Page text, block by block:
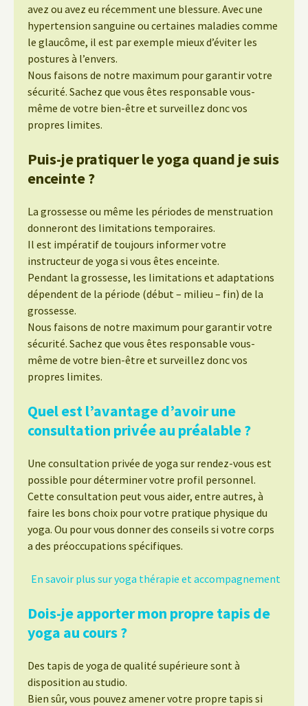
avez ou avez eu récemment une blessure. Avec une
hypertension sanguine ou certaines maladies comme
le glaucôme, il est par exemple mieux d’éviter les
postures à l’envers.
Nous faisons de notre maximum pour garantir votre
sécurité. Sachez que vous êtes responsable vous-
même de votre bien-être et surveillez donc vos
propres limites.
Puis-je pratiquer le yoga quand je suis
enceinte ?
La grossesse ou même les périodes de menstruation
donneront des limitations temporaires.
Il est impératif de toujours informer votre
instructeur de yoga si vous êtes enceinte.
Pendant la grossesse, les limitations et adaptations
dépendent de la période (début – milieu – fin) de la
grossesse.
Nous faisons de notre maximum pour garantir votre
sécurité. Sachez que vous êtes responsable vous-
même de votre bien-être et surveillez donc vos
propres limites.
Quel est l’avantage d’avoir une
consultation privée au préalable ?
Une consultation privée de yoga sur rendez-vous est
possible pour déterminer votre profil personnel.
Cette consultation peut vous aider, entre autres, à
faire les bons choix pour votre pratique physique du
yoga. Ou pour vous donner des conseils si votre corps
a des préoccupations spécifiques.
En savoir plus sur yoga thérapie et accompagnement
Dois-je apporter mon propre tapis de
yoga au cours ?
Des tapis de yoga de qualité supérieure sont à
disposition au studio.
Bien sûr, vous pouvez amener votre propre tapis si